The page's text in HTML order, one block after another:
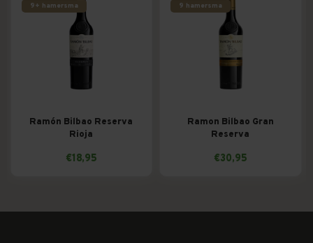
9+ hamersma
Ramón Bilbao Reserva
Rioja
€18,95
9 hamersma
Ramon Bilbao Gran
Reserva
€30,95